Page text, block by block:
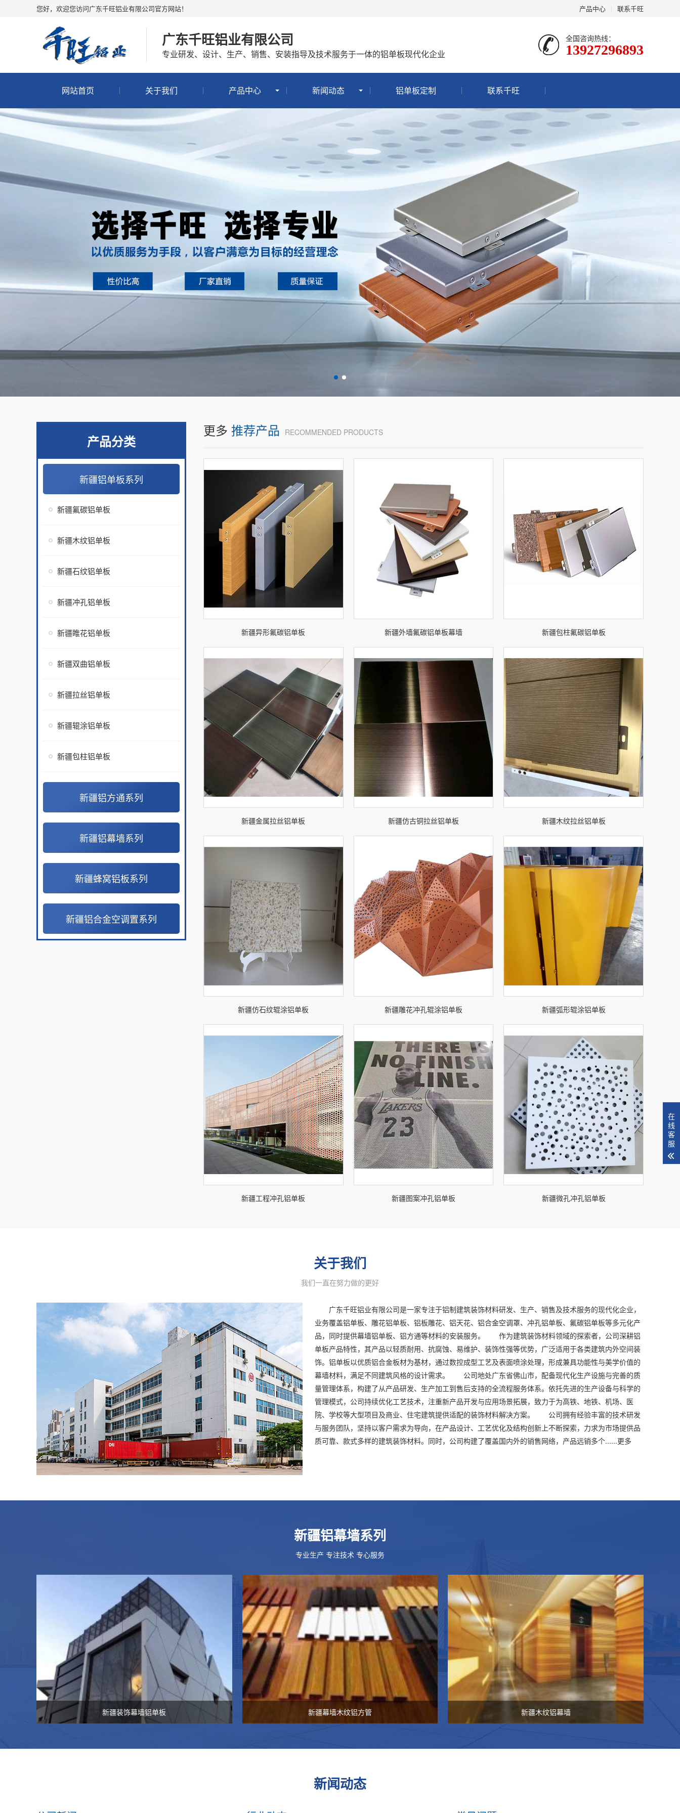
产品中心 联系千旺
您好，欢迎您访问广东千旺铝业有限公司官方网站！
广东千旺铝业有限公司
专业研发、设计、生产、销售、安装指导及技术服务于一体的铝单板现代化企业
全国咨询热线：
13927296893
网站首页 关于我们 产品中心 新闻动态 铝单板定制 联系千旺
产品分类
新疆铝单板系列
新疆氟碳铝单板
新疆木纹铝单板
新疆石纹铝单板
新疆冲孔铝单板
新疆睢花铝单板
新疆双曲铝单板
新疆拉丝铝单板
新疆辊涂铝单板
新疆包柱铝单板
新疆铝方通系列
新疆铝幕墙系列
新疆蜂窝铝板系列
新疆铝合金空调置系列
更多 推荐产品 RECOMMENDED PRODUCTS
新疆异形氟碳铝单板 新疆外墙氟碳铝单板幕墙 新疆包柱氟碳铝单板
新疆金属拉丝铝单板 新疆仿古铜拉丝铝单板 新疆木纹拉丝铝单板
新疆仿石纹辊涂铝单板 新疆雕花冲孔辊涂铝单板 新疆弧形辊涂铝单板
新疆工程冲孔铝单板 新疆图案冲孔铝单板 新疆微孔冲孔铝单板
关于我们
我们一直在努力做的更好
广东千旺铝业有限公司是一家专注于铝制建筑装饰材料研发、生产、销售及技术服务的现代化企业，
业务覆盖铝单板、雕花铝单板、铝板雕花、铝天花、铝合金空调罩、冲孔铝单板、氟碳铝单板等多元化产
品，同时提供幕墙铝单板、铝方通等材料的安装服务。 作为建筑装饰材料领域的探索者，公司深耕铝
单板产品特性，其产品以轻质耐用、抗腐蚀、易维护、装饰性强等优势，广泛适用于各类建筑内外空间装
饰。铝单板以优质铝合金板材为基材，通过数控成型工艺及表面喷涂处理，形成兼具功能性与美学价值的
幕墙材料，满足不同建筑风格的设计需求。 公司地处广东省佛山市，配备现代化生产设施与完善的质
量管理体系，构建了从产品研发、生产加工到售后支持的全流程服务体系。依托先进的生产设备与科学的
管理模式，公司持续优化工艺技术，注重新产品开发与应用场景拓展，致力于为高铁、地铁、机场、医
院、学校等大型项目及商业、住宅建筑提供适配的装饰材料解决方案。 公司拥有经验丰富的技术研发
与服务团队，坚持以客户需求为导向，在产品设计、工艺优化及结构创新上不断探索，力求为市场提供品
质可靠、款式多样的建筑装饰材料。同时，公司构建了覆盖国内外的销售网络，产品远销多个......更多
新疆铝幕墙系列
专业生产 专注技术 专心服务
新疆装饰幕墙铝单板 新疆幕墙木纹铝方管 新疆木纹铝幕墙
新闻动态
在
线
客
服